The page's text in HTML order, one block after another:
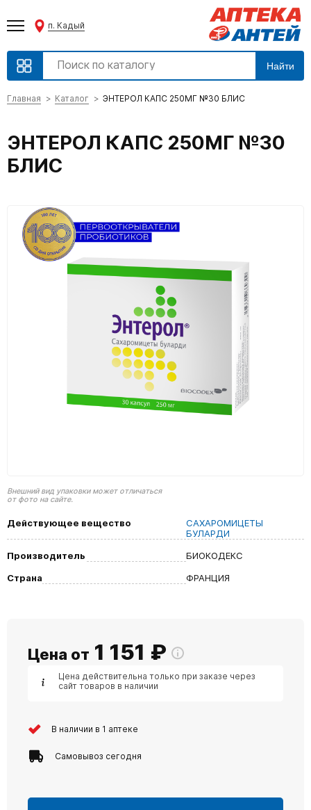
п. Кадый
Найти
Главная Каталог ЭНТЕРОЛ КАПС 250МГ №30 БЛИС
ЭНТЕРОЛ КАПС 250МГ №30
БЛИС
Внешний вид упаковки может отличаться
от фото на сайте.
Действующее вещество
САХАРОМИЦЕТЫ
БУЛАРДИ
Производитель
БИОКОДЕКС
Страна
ФРАНЦИЯ
Цена от 1 151 ₽
Цена действительна только при заказе через
сайт товаров в наличии
В наличии в 1 аптеке
Самовывоз сегодня